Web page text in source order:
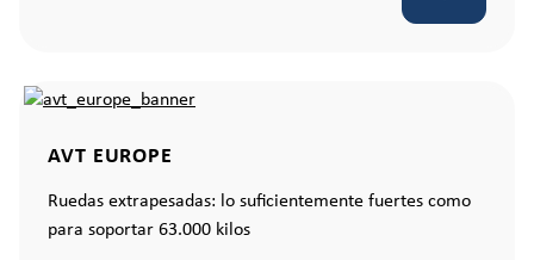
AVT EUROPE
Ruedas extrapesadas: lo suficientemente fuertes como
para soportar 63.000 kilos